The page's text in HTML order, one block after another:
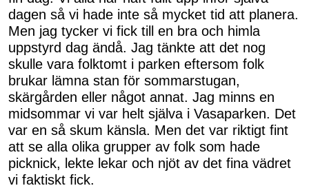
dagen så vi hade inte så mycket tid att planera.
Men jag tycker vi fick till en bra och himla
uppstyrd dag ändå. Jag tänkte att det nog
skulle vara folktomt i parken eftersom folk
brukar lämna stan för sommarstugan,
skärgården eller något annat. Jag minns en
midsommar vi var helt själva i Vasaparken. Det
var en så skum känsla. Men det var riktigt fint
att se alla olika grupper av folk som hade
picknick, lekte lekar och njöt av det fina vädret
vi faktiskt fick.